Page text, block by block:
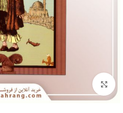
بزرگنمایی تصویر